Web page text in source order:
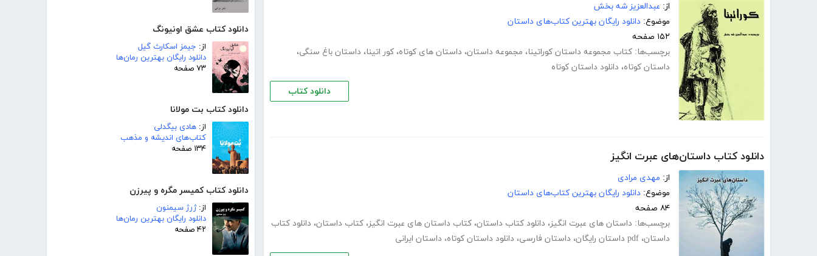
دانلود کتاب عشق اونیونگ
از: جیمز اسکارث گیل
دانلود رایگان بهترین رمان‌ها
۷۳ صفحه
دانلود کتاب بت مولانا
از: هادی بیگدلی
کتاب‌های اندیشه و مذهب
۱۳۴ صفحه
دانلود کتاب کمیسر مگره و پیرزن
از:ژرژ سیمنون
دانلود رایگان بهترین رمان‌ها
۴۲ صفحه
از: عبدالعزیز شه بخش
موضوع: دانلود رایگان بهترین کتاب‌های داستان
۱۵۲ صفحه
برچسب‌ها: کتاب مجموعه داستان کوراتینا، مجموعه داستان، داستان های کوتاه، کور اتینا، داستان باغ سنگی،
داستان کوتاه، دانلود داستان کوتاه
دانلود کتاب
دانلود کتاب داستان‌های عبرت انگیز
از: مهدی مرادی
موضوع: دانلود رایگان بهترین کتاب‌های داستان
۸۴ صفحه
برچسب‌ها: داستان های عبرت انگیز، دانلود کتاب داستان، کتاب داستان های عبرت انگیز، کتاب داستان، دانلود کتاب
داستان، pdf داستان رایگان ، داستان فارسی، دانلود داستان کوتاه، داستان ایرانی